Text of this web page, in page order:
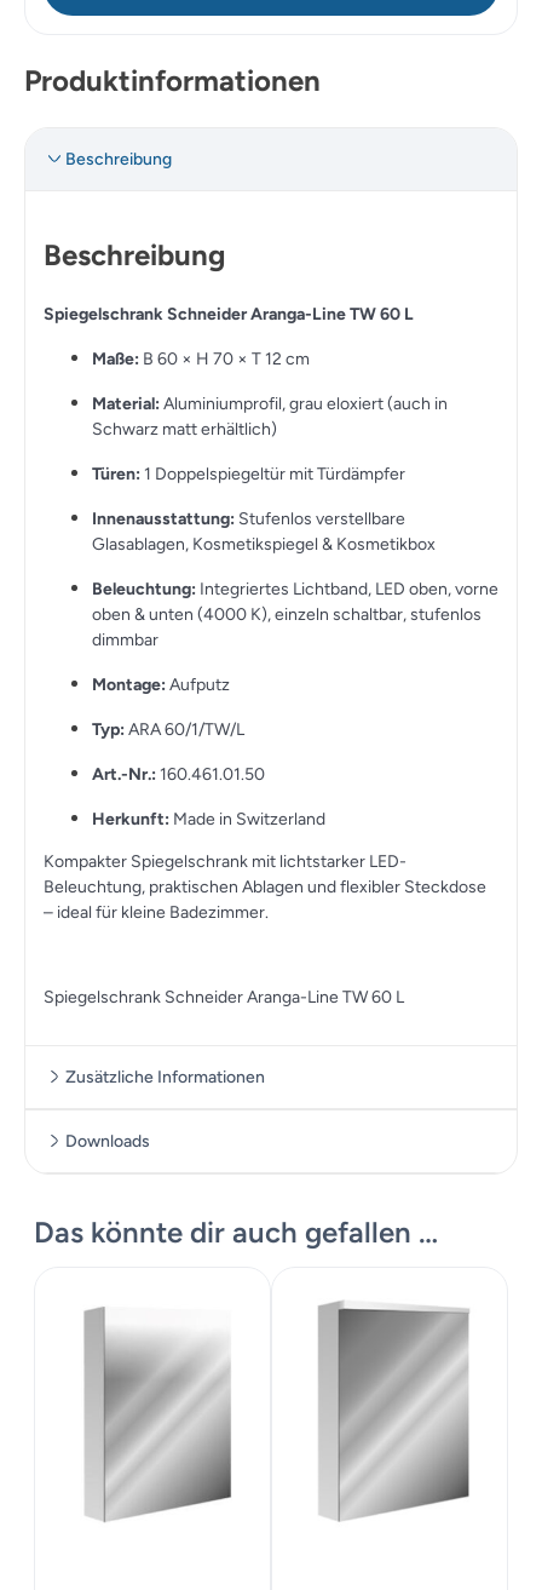
Produktinformationen
Beschreibung
Beschreibung
Spiegelschrank Schneider Aranga-Line TW 60 L
Maße: B 60 × H 70 × T 12 cm
Material: Aluminiumprofil, grau eloxiert (auch in
Schwarz matt erhältlich)
Türen: 1 Doppelspiegeltür mit Türdämpfer
Innenausstattung: Stufenlos verstellbare
Glasablagen, Kosmetikspiegel & Kosmetikbox
Beleuchtung: Integriertes Lichtband, LED oben, vorne
oben & unten (4000 K), einzeln schaltbar, stufenlos
dimmbar
Montage: Aufputz
Typ: ARA 60/1/TW/L
Art.-Nr.: 160.461.01.50
Herkunft: Made in Switzerland
Kompakter Spiegelschrank mit lichtstarker LED-
Beleuchtung, praktischen Ablagen und flexibler Steckdose
– ideal für kleine Badezimmer.
Spiegelschrank Schneider Aranga-Line TW 60 L
Zusätzliche Informationen
Maße 60 × 70 cm
Downloads
Datenblatt
Das könnte dir auch gefallen …